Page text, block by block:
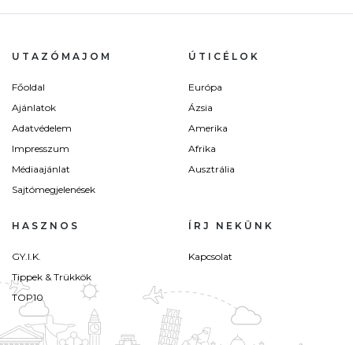
UTAZÓMAJOM
Főoldal
Ajánlatok
Adatvédelem
Impresszum
Médiaajánlat
Sajtómegjelenések
ÚTICÉLOK
Európa
Ázsia
Amerika
Afrika
Ausztrália
HASZNOS
GY.I.K.
Tippek & Trükkök
TOP10
ÍRJ NEKÜNK
Kapcsolat